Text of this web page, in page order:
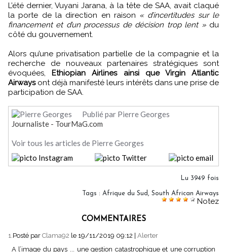
L’été dernier, Vuyani Jarana, à la tête de SAA, avait claqué
la porte de la direction en raison « d’incertitudes sur le
financement et d’un processus de décision trop lent » du
côté du gouvernement.
Alors qu’une privatisation partielle de la compagnie et la
recherche de nouveaux partenaires stratégiques sont
évoquées, Ethiopian Airlines ainsi que Virgin Atlantic
Airwaysont déjà manifesté leurs intérêts dans une prise de
participation de SAA.
Publié par Pierre Georges
Journaliste - TourMaG.com
Voir tous les articles de Pierre Georges
Lu 3949 fois
Tags : Afrique du Sud, South African Airways
Notez
COMMENTAIRES
1. Posté par Clama92 le 19/11/2019 09:12
Alerter
A l’image du pays ... une gestion catastrophique et une corruption